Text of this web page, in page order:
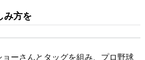
み方を
ョーさんとタッグを組み、プロ野球